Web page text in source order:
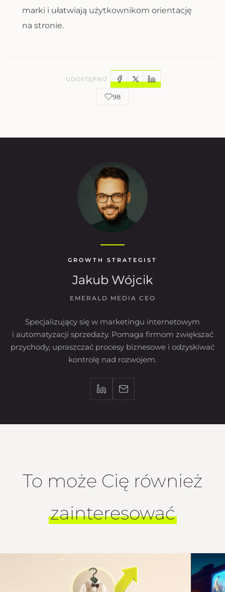
marki i ułatwiają użytkownikom orientację
na stronie.
UDOSTĘPNIJ
98
GROWTH STRATEGIST
Jakub Wójcik
EMERALD MEDIA CEO
Specjalizujący się w marketingu internetowym
i automatyzacji sprzedaży. Pomaga firmom zwiększać
przychody, upraszczać procesy biznesowe i odzyskiwać
kontrolę nad rozwojem.
To może Cię również
zainteresować